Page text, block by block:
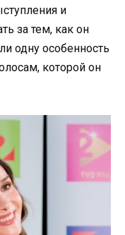
и
за тем, как он
одну особенность
которой он